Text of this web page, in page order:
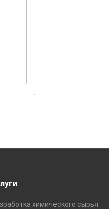
химического сырья